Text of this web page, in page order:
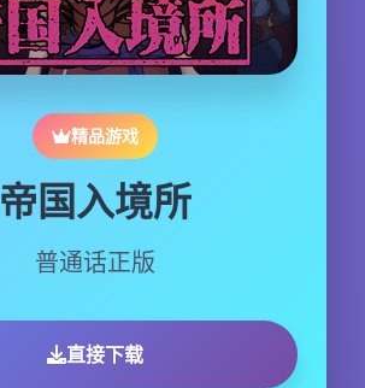
精品游戏
帝国入境所
普通话正版
直接下载